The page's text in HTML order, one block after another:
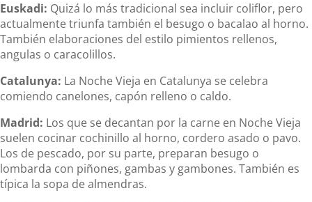
Euskadi: Quizá lo más tradicional sea incluir coliflor, pero
actualmente triunfa también el besugo o bacalao al horno.
También elaboraciones del estilo pimientos rellenos,
angulas o caracolillos.
Catalunya: La Noche Vieja en Catalunya se celebra
comiendo canelones, capón relleno o caldo.
Madrid: Los que se decantan por la carne en Noche Vieja
suelen cocinar cochinillo al horno, cordero asado o pavo.
Los de pescado, por su parte, preparan besugo o
lombarda con piñones, gambas y gambones. También es
típica la sopa de almendras.